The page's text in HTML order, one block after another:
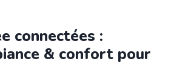
connectées :
& confort pour